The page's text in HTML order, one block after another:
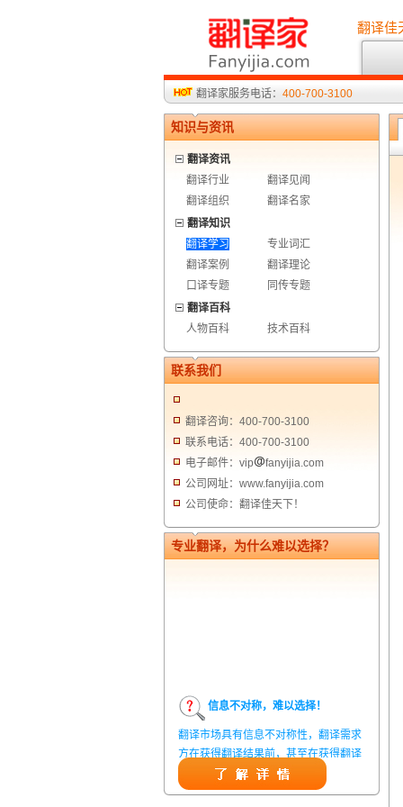
翻译佳
翻译家服务电话： 400-700-3100
知识与资讯
翻译资讯
翻译行业
翻译见闻
翻译组织
翻译名家
翻译知识
翻译学习
专业词汇
翻译案例
翻译理论
口译专题
同传专题
翻译百科
人物百科
技术百科
联系我们
翻译咨询：400-700-3100
联系电话：400-700-3100
电子邮件：vip
fanyijia.com
公司网址：www.fanyijia.com
公司使命：翻译佳天下！
专业翻译，为什么难以选择？
信息不对称，难以选择！
翻译市场具有信息不对称性，翻译需求
方在获得翻译结果前，甚至在获得翻译
结果后，都无法准确判定翻译质量。从
而给劣质翻译者提供了一定生存条件，